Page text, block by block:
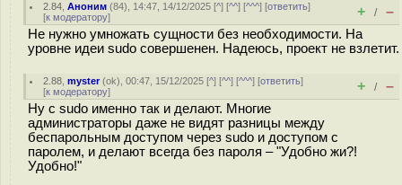
2.84 ,Аноним (84), 14:47, 14/12/2025 [^] [^^] [^^^] [ответить]
[к модератору] + / –
Не нужно умножать сущности без необходимости. На
уровне идеи sudo совершенен. Надеюсь, проект не взлетит.
2.88 ,myster(ok), 00:47, 15/12/2025 [^] [^^] [^^^] [ответить]
[к модератору] + / –
Ну с sudo именно так и делают. Многие
администраторы даже не видят разницы между
беспарольным доступом через sudo и доступом с
паролем, и делают всегда без пароля – "Удобно жи?!
Удобно!"